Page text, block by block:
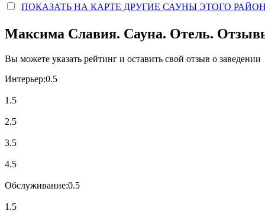
ПОКАЗАТЬ НА КАРТЕ ДРУГИЕ САУНЫ ЭТОГО
Максима Славия. Сауна. Отель.
Вы можете указать рейтинг и оставить свой отзыв о заведении
Интерьер:0.5
1.5
2.5
3.5
4.5
Обслуживание:0.5
1.5